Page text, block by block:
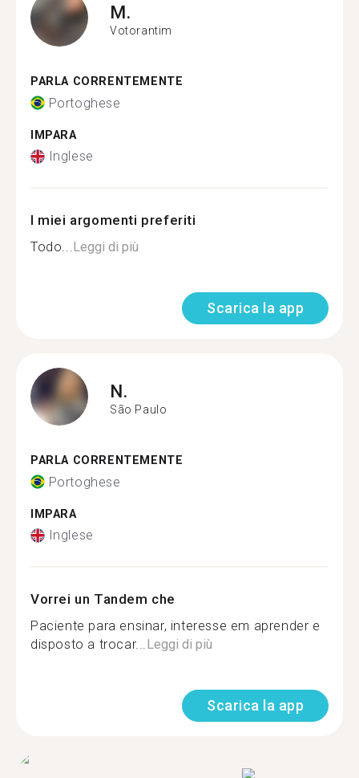
M.
Votorantim
PARLA CORRENTEMENTE
Portoghese
IMPARA
Inglese
I miei argomenti preferiti
Todo...Leggi di più
Scarica la app
N.
São Paulo
PARLA CORRENTEMENTE
Portoghese
IMPARA
Inglese
Vorrei un Tandem che
Paciente para ensinar, interesse em aprender e
disposto a trocar...Leggi di più
Scarica la app